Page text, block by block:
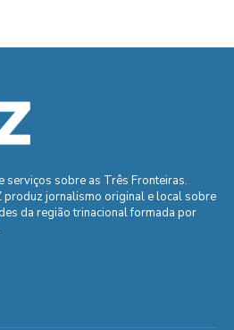
serviços sobre as Três Fronteiras.
produz jornalismo original e local sobre
da região trinacional formada por